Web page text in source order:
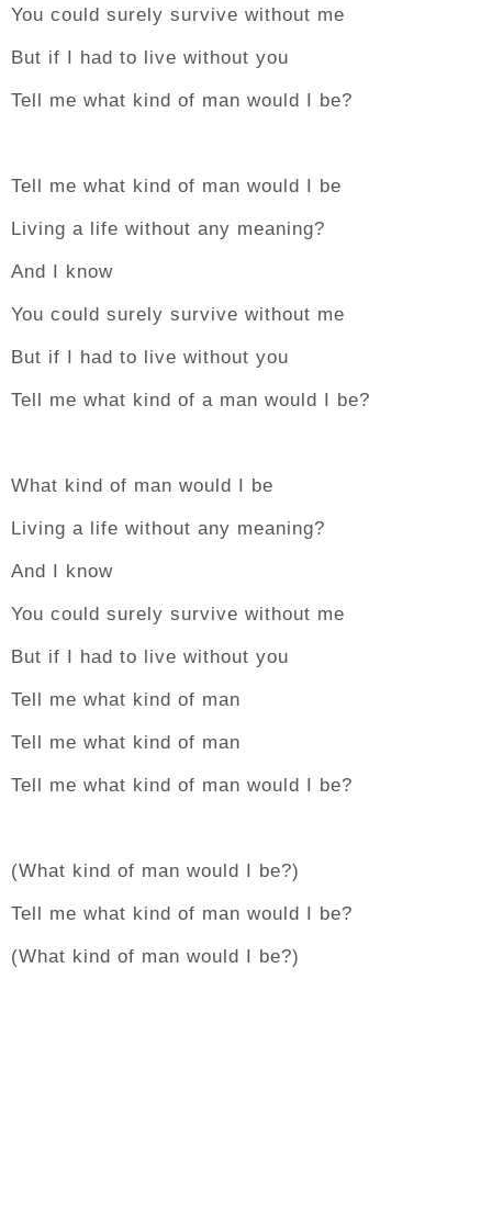
You could surely survive without me
But if I had to live without you
Tell me what kind of man would I be?
Tell me what kind of man would I be
Living a life without any meaning?
And I know
You could surely survive without me
But if I had to live without you
Tell me what kind of a man would I be?
What kind of man would I be
Living a life without any meaning?
And I know
You could surely survive without me
But if I had to live without you
Tell me what kind of man
Tell me what kind of man
Tell me what kind of man would I be?
(What kind of man would I be?)
Tell me what kind of man would I be?
(What kind of man would I be?)